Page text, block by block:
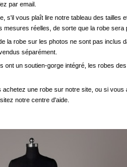
par email.
s'il vous plaît lire notre tableau des
réelles, de sorte que la robe sera
la robe sur les photos ne sont pas inclus
séparément.
ont un soutien-gorge intégré, les robes
achetez une robe sur notre site, ou si
notre centre d'aide.